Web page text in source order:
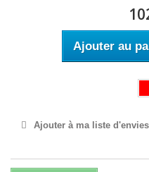
Ajouter au
Ajouter à ma liste d'envies